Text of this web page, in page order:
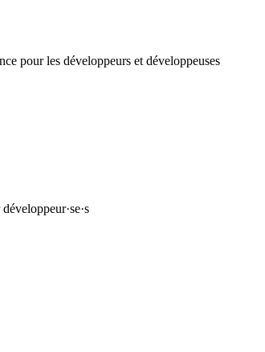
pour les développeurs et développeuses